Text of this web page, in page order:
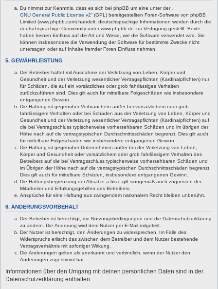
Du nimmst zur Kenntnis, dass es sich bei phpBB um eine unter der „
GNU General Public License v2“ (GPL) bereitgestellten Foren-Software von phpBB
Limited (www.phpbb.com) handelt; deutschsprachige Informationen werden durch die
deutschsprachige Community unter www.phpbb.de zur Verfügung gestellt. Beide
haben keinen Einfluss auf die Art und Weise, wie die Software verwendet wird. Sie
können insbesondere die Verwendung der Software für bestimmte Zwecke nicht
untersagen oder auf Inhalte fremder Foren Einfluss nehmen.
5. GEWÄHRLEISTUNG
Der Betreiber haftet mit Ausnahme der Verletzung von Leben, Körper und
Gesundheit und der Verletzung wesentlicher Vertragspflichten (Kardinalpflichten) nur
für Schäden, die auf ein vorsätzliches oder grob fahrlässiges Verhalten
zurückzuführen sind. Dies gilt auch für mittelbare Folgeschäden wie insbesondere
entgangenen Gewinn.
Die Haftung ist gegenüber Verbrauchern außer bei vorsätzlichem oder grob
fahrlässigem Verhalten oder bei Schäden aus der Verletzung von Leben, Körper und
Gesundheit und der Verletzung wesentlicher Vertragspflichten (Kardinalpflichten) auf
die bei Vertragsschluss typischerweise vorhersehbaren Schäden und im übrigen der
Höhe nach auf die vertragstypischen Durchschnittsschäden begrenzt. Dies gilt auch
für mittelbare Folgeschäden wie insbesondere entgangenen Gewinn.
Die Haftung ist gegenüber Unternehmern außer bei der Verletzung von Leben,
Körper und Gesundheit oder vorsätzlichem oder grob fahrlässigem Verhalten des
Betreibers auf die bei Vertragsschluss typischerweise vorhersehbaren Schäden und
im Übrigen der Höhe nach auf die vertragstypischen Durchschnittsschäden begrenzt.
Dies gilt auch für mittelbare Schäden, insbesondere entgangenen Gewinn.
Die Haftungsbegrenzung der Absätze a bis c gilt sinngemäß auch zugunsten der
Mitarbeiter und Erfüllungsgehilfen des Betreibers.
Ansprüche für eine Haftung aus zwingendem nationalem Recht bleiben unberührt.
6. ÄNDERUNGSVORBEHALT
Der Betreiber ist berechtigt, die Nutzungsbedingungen und die Datenschutzerklärung
zu ändern. Die Änderung wird dem Nutzer per E-Mail mitgeteilt.
Der Nutzer ist berechtigt, den Änderungen zu widersprechen. Im Falle des
Widerspruchs erlischt das zwischen dem Betreiber und dem Nutzer bestehende
Vertragsverhältnis mit sofortiger Wirkung.
Die Änderungen gelten als anerkannt und verbindlich, wenn der Nutzer den
Änderungen zugestimmt hat.
Informationen über den Umgang mit deinen persönlichen Daten sind in der
Datenschutzerklärung enthalten.